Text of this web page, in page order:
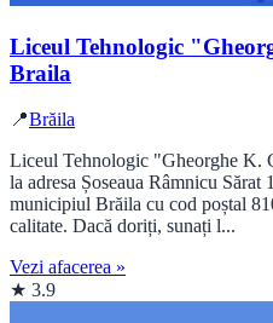
Liceul Tehnologic
Braila
📍Brăila
Liceul Tehnologic "Gheorghe K.
la adresa Șoseaua Râmnicu
municipiul Brăila cu cod poștal
calitate. Dacă doriți, sunați l...
Vezi afacerea »
★ 3.9